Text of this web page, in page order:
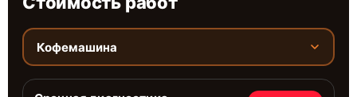
Кофемашина